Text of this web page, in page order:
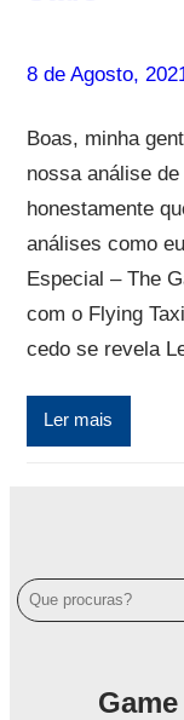
8 de Agosto,
Boas, minha
nossa análise
honestamente
análises como
Especial – The
com o Flying
cedo se revela
Ler mais
P
e